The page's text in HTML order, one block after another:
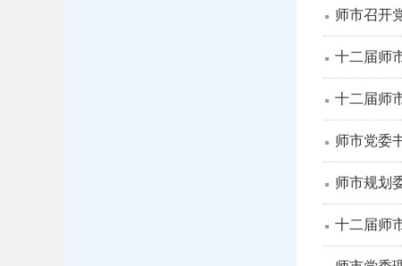
师市召开
十二届师
十二届师
师市党委
师市规划
十二届师